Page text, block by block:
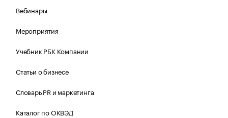
Вебинары
Мероприятия
Учебник РБК Компании
Статьи о бизнесе
Словарь PR и маркетинга
Каталог по ОКВЭД